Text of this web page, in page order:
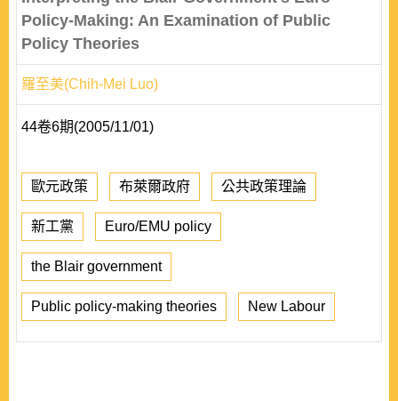
Policy-Making: An Examination of Public
Policy Theories
羅至美(Chih-Mei Luo)
44卷6期(2005/11/01)
歐元政策 布萊爾政府 公共政策理論
新工黨 Euro/EMU policy
the Blair government
Public policy-making theories New Labour